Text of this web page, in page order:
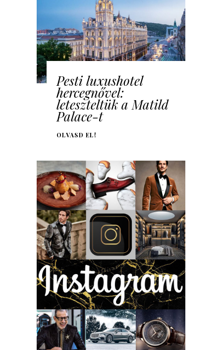
Pesti luxushotel
hercegnővel:
leteszteltük a Matild
Palace-t
OLVASD EL!